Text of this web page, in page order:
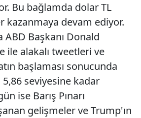
Bu bağlamda dolar TL
kazanmaya devam ediyor.
Başkanı Donald
ile alakalı tweetleri ve
başlaması sonucunda
seviyesine kadar
ise Barış Pınarı
gelişmeler ve Trump'ın